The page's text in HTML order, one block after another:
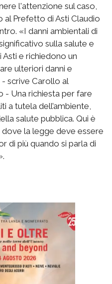
l'attenzione sul caso,
Prefetto di Asti Claudio
«I danni ambientali di
sulla salute e
Asti e richiedono un
ulteriori danni e
scrive Carollo al
- Una richiesta per fare
a tutela dell’ambiente,
salute pubblica. Qui è
la legge deve essere
di più quando si parla di